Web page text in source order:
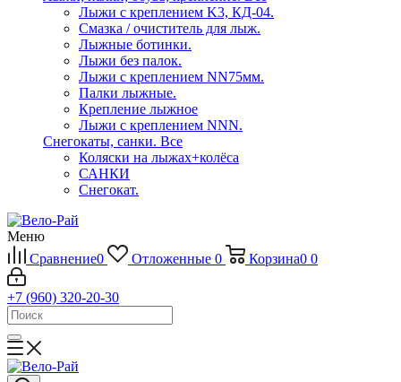
Лыжи с креплением K3, КД-04.
Смазка / очиститель для лыж.
Лыжные ботинки.
Лыжи без палок.
Лыжи с креплением NN75мм.
Палки лыжные.
Крепление лыжное
Лыжи с креплением NNN.
Снегокаты, санки. Все
Коляски на лыжах+колёса
САНКИ
Снегокат.
Меню
Сравнение0 Отложенные 0 Корзина0 0
+7 (960) 320-20-30